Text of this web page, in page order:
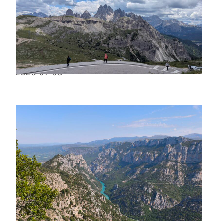
Dolomites 2026
2026-07-05
Rando cyclo dans le Verdon
2026-05-24